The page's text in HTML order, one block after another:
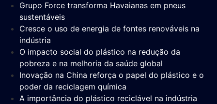
Grupo Force transforma Havaianas em pneus
sustentáveis
Cresce o uso de energia de fontes renováveis na
indústria
O impacto social do plástico na redução da
pobreza e na melhoria da saúde global
Inovação na China reforça o papel do plástico e o
poder da reciclagem química
A importância do plástico reciclável na indústria